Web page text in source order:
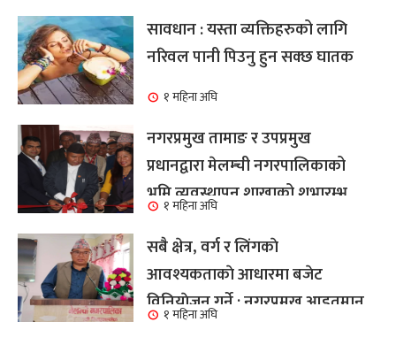
सावधान : यस्ता व्यक्तिहरुको लागि
नरिवल पानी पिउनु हुन सक्छ घातक
१ महिना अघि
नगरप्रमुख तामाङ र उपप्रमुख
प्रधानद्वारा मेलम्ची नगरपालिकाको
भूमि व्यवस्थापन शाखाको शुभारम्भ
कार्य सम्पन्न
१ महिना अघि
सबै क्षेत्र, वर्ग र लिंगकाे
आवश्यकताकाे आधारमा बजेट
विनियाेजन गर्ने : नगरप्रमुख आइतमान
तामाङ
१ महिना अघि